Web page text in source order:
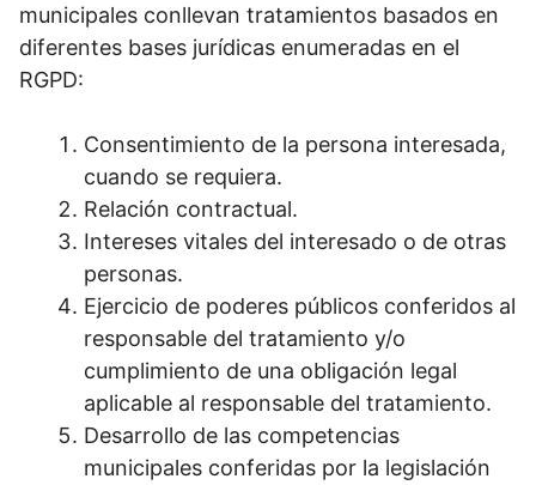
municipales conllevan tratamientos basados en
diferentes bases jurídicas enumeradas en el
RGPD:
Consentimiento de la persona interesada,
cuando se requiera.
Relación contractual.
Intereses vitales del interesado o de otras
personas.
Ejercicio de poderes públicos conferidos al
responsable del tratamiento y/o
cumplimiento de una obligación legal
aplicable al responsable del tratamiento.
Desarrollo de las competencias
municipales conferidas por la legislación